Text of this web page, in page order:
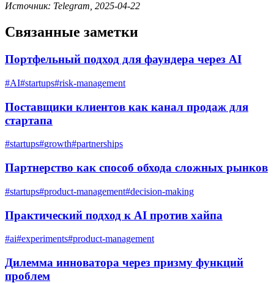
Источник: Telegram, 2025-04-22
Связанные заметки
Портфельный подход для фаундера через AI
#AI#startups#risk-management
Поставщики клиентов как канал продаж для
стартапа
#startups#growth#partnerships
Партнерство как способ обхода сложных рынков
#startups#product-management#decision-making
Практический подход к AI против хайпа
#ai#experiments#product-management
Дилемма инноватора через призму функций
проблем